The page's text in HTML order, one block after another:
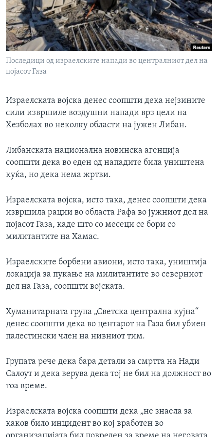
ИНТЕРВЈУА
Јазици
Последици од израелските напади во централниот дел на
појасот Газа
Израелската војска денес соопшти дека нејзините
сили извршиле воздушни напади врз цели на
Хезболах во неколку области на јужен Либан.
Либанската национална новинска агенција
соопшти дека во еден од нападите била уништена
куќа, но дека нема жртви.
Израелската војска, исто така, денес соопшти дека
извршила рации во областа Рафа во јужниот дел на
појасот Газа, каде што со месеци се бори со
милитантите на Хамас.
Израелските борбени авиони, исто така, уништија
локација за пукање на милитантите во северниот
дел на Газа, соопшти војската.
Хуманитарната група „Светска централна кујна“
денес соопшти дека во центарот на Газа бил убиен
палестински член на нивниот тим.
Групата рече дека бара детали за смртта на Нади
Салоут и дека верува дека тој не бил на должност во
тоа време.
Израелската војска соопшти дека „не знаела за
каков било инцидент во кој вработен во